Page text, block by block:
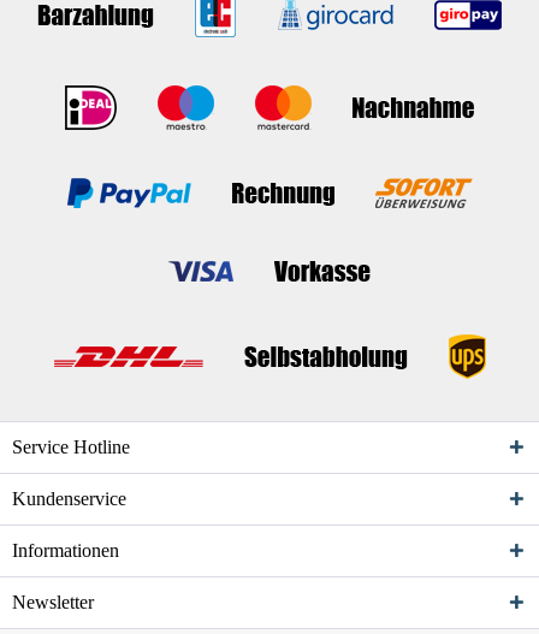
Service Hotline
Kundenservice
Informationen
Newsletter